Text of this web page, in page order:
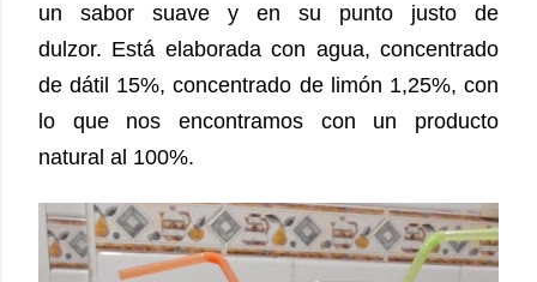
un sabor suave y en su punto justo de
dulzor. Está elaborada con agua, concentrado
de dátil 15%, concentrado de limón 1,25%, con
lo que nos encontramos con un producto
natural al 100%.